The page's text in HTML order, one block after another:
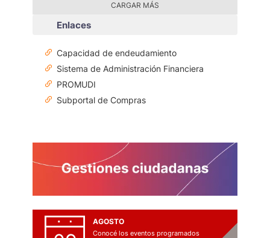
CARGAR MÁS
Enlaces
Capacidad de endeudamiento
Sistema de Administración Financiera
PROMUDI
Subportal de Compras
AGOSTO
Conocé los eventos programados